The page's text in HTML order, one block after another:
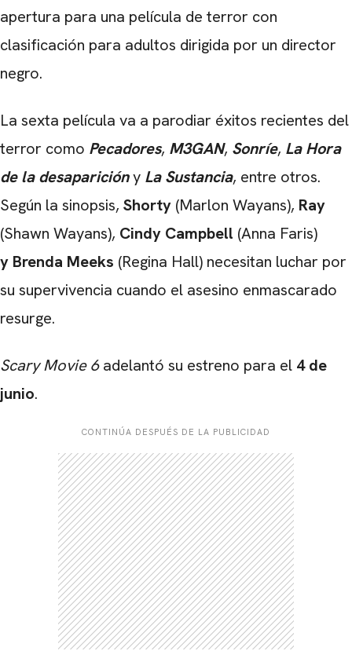
apertura para una película de terror con
clasificación para adultos dirigida por un director
negro.
La sexta película va a parodiar éxitos recientes del
terror como Pecadores, M3GAN, Sonríe, La Hora
de la desaparicióny La Sustancia, entre otros.
Según la sinopsis, Shorty (Marlon Wayans), Ray
(Shawn Wayans), Cindy Campbell (Anna Faris)
y Brenda Meeks (Regina Hall) necesitan luchar por
su supervivencia cuando el asesino enmascarado
resurge.
Scary Movie 6adelantó su estreno para el 4 de
junio.
CONTINÚA DESPUÉS DE LA PUBLICIDAD